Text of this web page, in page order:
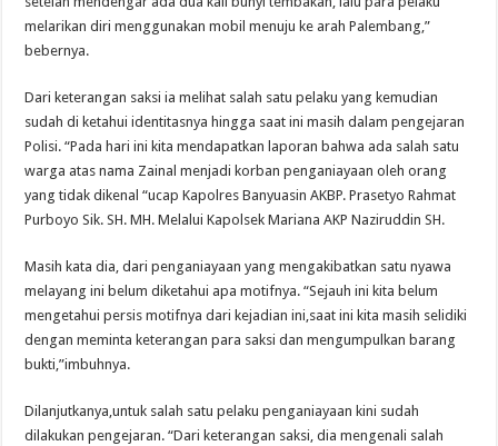
melarikan diri menggunakan mobil menuju ke arah Palembang,”
bebernya.
Dari keterangan saksi ia melihat salah satu pelaku yang kemudian
sudah di ketahui identitasnya hingga saat ini masih dalam pengejaran
Polisi. “Pada hari ini kita mendapatkan laporan bahwa ada salah satu
warga atas nama Zainal menjadi korban penganiayaan oleh orang
yang tidak dikenal “ucap Kapolres Banyuasin AKBP. Prasetyo Rahmat
Purboyo Sik. SH. MH. Melalui Kapolsek Mariana AKP Naziruddin SH.
Masih kata dia, dari penganiayaan yang mengakibatkan satu nyawa
melayang ini belum diketahui apa motifnya. “Sejauh ini kita belum
mengetahui persis motifnya dari kejadian ini,saat ini kita masih selidiki
dengan meminta keterangan para saksi dan mengumpulkan barang
bukti,”imbuhnya.
Dilanjutkanya,untuk salah satu pelaku penganiayaan kini sudah
dilakukan pengejaran. “Dari keterangan saksi, dia mengenali salah